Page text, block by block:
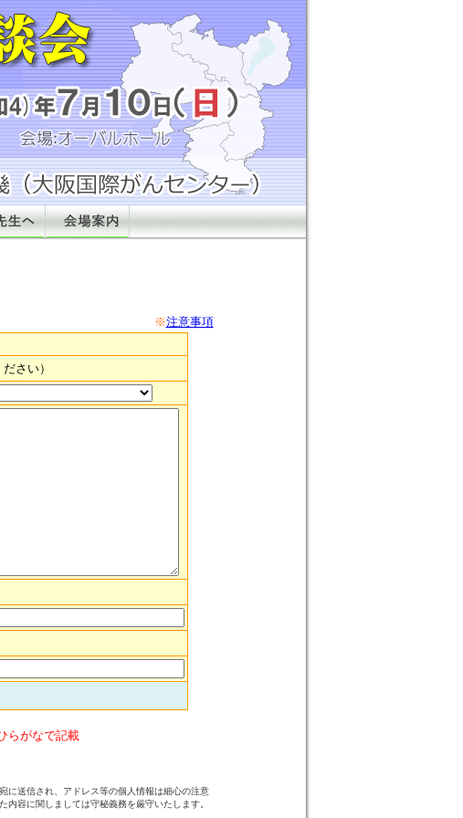
※注意事項
さい）
らがなで記載
に送信され、アドレス等の個人情報は細心の注意
容に関しましては守秘義務を厳守いたします。